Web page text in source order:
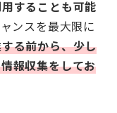
することも可能
ンスを最大限に
る前から、少し
報収集をしてお